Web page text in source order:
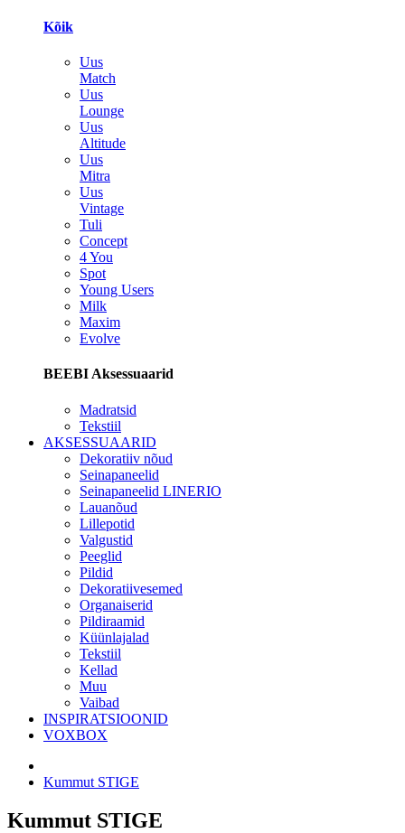
Kõik
Uus
Match
Uus
Lounge
Uus
Altitude
Uus
Mitra
Uus
Vintage
Tuli
Concept
4 You
Spot
Young Users
Milk
Maxim
Evolve
BEEBI Aksessuaarid
Madratsid
Tekstiil
AKSESSUAARID
Dekoratiiv nõud
Seinapaneelid
Seinapaneelid LINERIO
Lauanõud
Lillepotid
Valgustid
Peeglid
Pildid
Dekoratiivesemed
Organaiserid
Pildiraamid
Küünlajalad
Tekstiil
Kellad
Muu
Vaibad
INSPIRATSIOONID
VOXBOX
Kummut STIGE
Kummut STIGE